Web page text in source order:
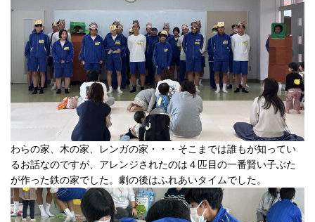
わらの家、木の家、レンガの家・・・そこまでは誰もが知ってい
るお話なのですが、アレンジされたのは４匹目の一番賢い子ぶた
が作った鉄の家でした。劇の後はふれあいタイムでした。